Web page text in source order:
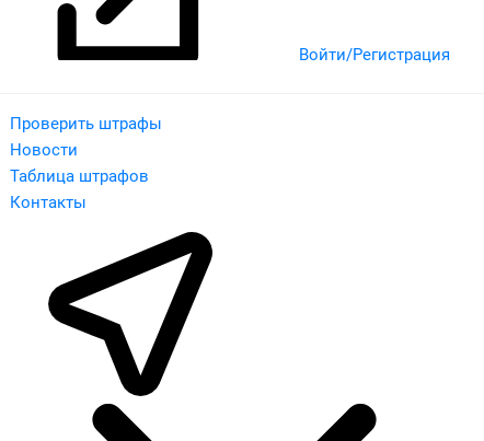
Войти/Регистрация
Проверить штрафы
Новости
Таблица штрафов
Контакты